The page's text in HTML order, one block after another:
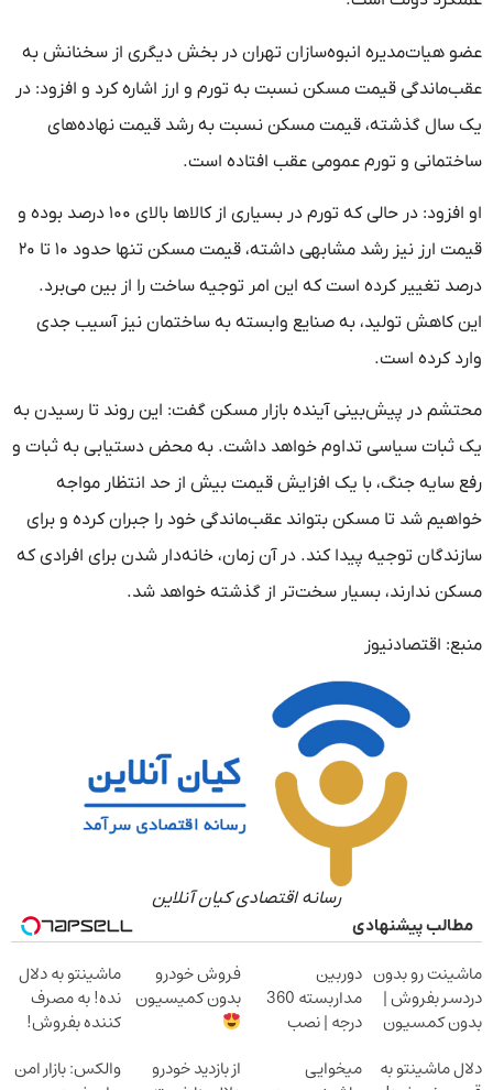
عضو هیات‌مدیره انبوه‌سازان تهران در بخش دیگری از سخنانش به
عقب‌ماندگی قیمت مسکن نسبت به تورم و ارز اشاره کرد و افزود: در
یک سال گذشته، قیمت مسکن نسبت به رشد قیمت نهاده‌های
ساختمانی و تورم عمومی عقب افتاده است.
او افزود: در حالی که تورم در بسیاری از کالاها بالای ۱۰۰ درصد بوده و
قیمت ارز نیز رشد مشابهی داشته، قیمت مسکن تنها حدود ۱۰ تا ۲۰
درصد تغییر کرده است که این امر توجیه ساخت را از بین می‌برد.
این کاهش تولید، به صنایع وابسته به ساختمان نیز آسیب جدی
وارد کرده است.
محتشم در پیش‌بینی آینده بازار مسکن گفت: این روند تا رسیدن به
یک ثبات سیاسی تداوم خواهد داشت. به محض دستیابی به ثبات و
رفع سایه جنگ، با یک افزایش قیمت بیش از حد انتظار مواجه
خواهیم شد تا مسکن بتواند عقب‌ماندگی خود را جبران کرده و برای
سازندگان توجیه پیدا کند. در آن زمان، خانه‌دار شدن برای افرادی که
مسکن ندارند، بسیار سخت‌تر از گذشته خواهد شد.
منبع: اقتصادنیوز
رسانه اقتصادی کیان آنلاین
مطالب پیشنهادی
ماشینت رو بدون
دردسر بفروش |
بدون کمسیون
دوربین
مداربسته 360
درجه | نصب
فروش خودرو
بدون کمیسیون
ماشینتو به دلال
نده! به مصرف
کننده بفروش!
یک تماس
دلال ماشینتو به
میخوایی
از بازدید خودرو
والکس: بازار امن